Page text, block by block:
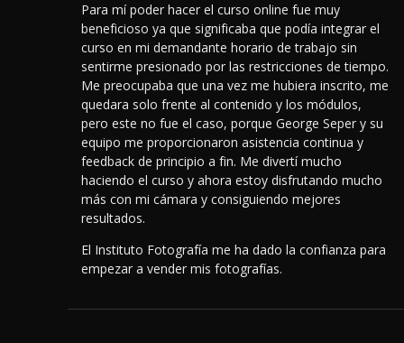
Para mí poder hacer el curso online fue muy
beneficioso ya que significaba que podía integrar el
curso en mi demandante horario de trabajo sin
sentirme presionado por las restricciones de tiempo.
Me preocupaba que una vez me hubiera inscrito, me
quedara solo frente al contenido y los módulos,
pero este no fue el caso, porque George Seper y su
equipo me proporcionaron asistencia continua y
feedback de principio a fin. Me divertí mucho
haciendo el curso y ahora estoy disfrutando mucho
más con mi cámara y consiguiendo mejores
resultados.
El Instituto Fotografía me ha dado la confianza para
empezar a vender mis fotografías.